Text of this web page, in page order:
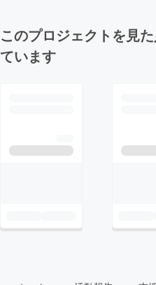
このプロジェクトを見
ています